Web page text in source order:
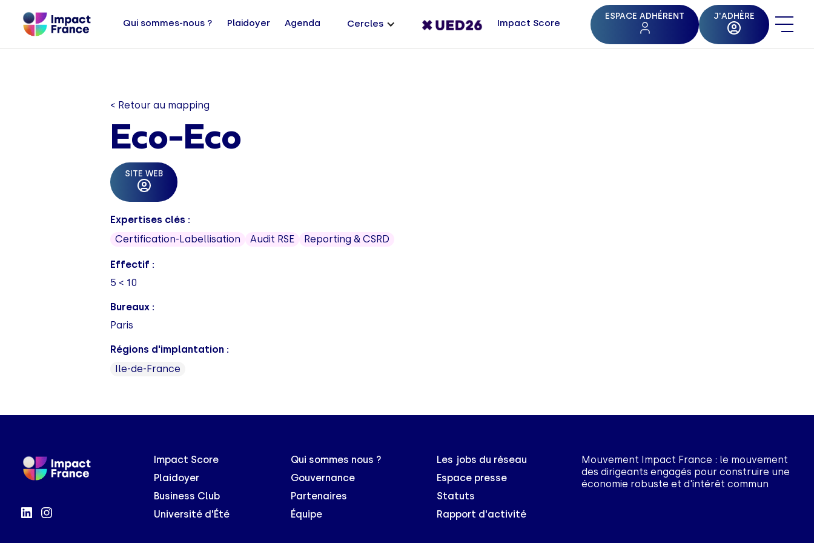
Qui sommes-nous ? Plaidoyer Agenda Cercles Impact Score
ESPACE ADHÉRENT J'ADHÈRE
< Retour au mapping
Eco-Eco
SITE WEB
Expertises clés :
Certification-Labellisation
Audit RSE Reporting & CSRD
Effectif :
5 < 10
Bureaux :
Paris
Régions d'implantation :
Ile-de-France
Impact Score
Plaidoyer
Business Club
Université d'Été
Qui sommes nous ?
Gouvernance
Partenaires
Équipe
Les jobs du réseau
Espace presse
Statuts
Rapport d'activité
Mouvement Impact France : le mouvement
des dirigeants engagés pour construire une
économie robuste et d'intérêt commun